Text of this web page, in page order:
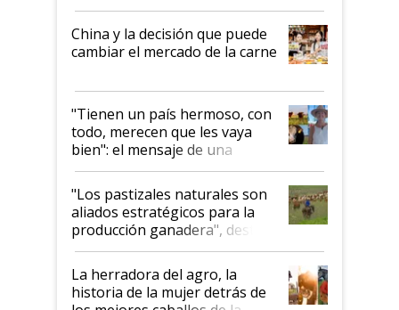
China y la decisión que puede
cambiar el mercado de la carne
"Tienen un país hermoso, con
todo, merecen que les vaya
bien": el mensaje de una
ganadera uruguaya sobre las
oportunidades que se abren
para el agro en Argentina, con
foco en la carne
"Los pastizales naturales son
aliados estratégicos para la
producción ganadera", destaca
la iniciativa que ya reúne a 46
establecimientos en Argentina
La herradora del agro, la
historia de la mujer detrás de